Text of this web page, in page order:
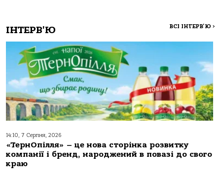
ІНТЕРВ'Ю ВСІ ІНТЕРВ'Ю >
14:10, 7 Серпня, 2026
«ТернОпілля» – це нова сторінка розвитку
компанії і бренд, народжений в повазі до свого
краю